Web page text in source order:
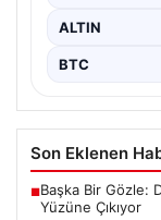
ALTIN
BTC
Son Eklenen
■Başka Bir Gözle:
Yüzüne Çıkıyor